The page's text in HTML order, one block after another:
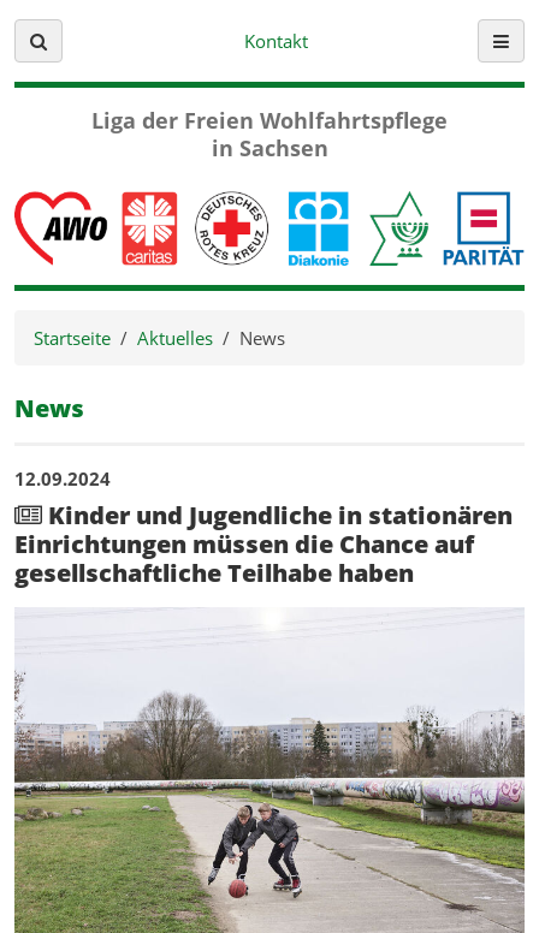
Suche
Kontakt
Liga der Freien Wohlfahrtspflege
in Sachsen
Startseite Aktuelles News
News
Aktuelle Beiträge
12.09.2024
Kinder und Jugendliche in stationären
Einrichtungen müssen die Chance auf
gesellschaftliche Teilhabe haben